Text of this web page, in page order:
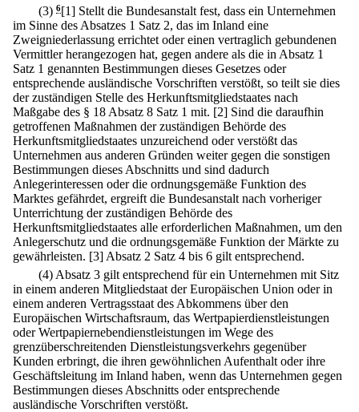
(3) 6[1] Stellt die Bundesanstalt fest, dass ein Unternehmen
im Sinne des Absatzes 1 Satz 2, das im Inland eine
Zweigniederlassung errichtet oder einen vertraglich gebundenen
Vermittler herangezogen hat, gegen andere als die in Absatz 1
Satz 1 genannten Bestimmungen dieses Gesetzes oder
entsprechende ausländische Vorschriften verstößt, so teilt sie dies
der zuständigen Stelle des Herkunftsmitgliedstaates nach
Maßgabe des § 18 Absatz 8 Satz 1 mit. [2] Sind die daraufhin
getroffenen Maßnahmen der zuständigen Behörde des
Herkunftsmitgliedstaates unzureichend oder verstößt das
Unternehmen aus anderen Gründen weiter gegen die sonstigen
Bestimmungen dieses Abschnitts und sind dadurch
Anlegerinteressen oder die ordnungsgemäße Funktion des
Marktes gefährdet, ergreift die Bundesanstalt nach vorheriger
Unterrichtung der zuständigen Behörde des
Herkunftsmitgliedstaates alle erforderlichen Maßnahmen, um den
Anlegerschutz und die ordnungsgemäße Funktion der Märkte zu
gewährleisten. [3] Absatz 2 Satz 4 bis 6 gilt entsprechend.
(4) Absatz 3 gilt entsprechend für ein Unternehmen mit Sitz
in einem anderen Mitgliedstaat der Europäischen Union oder in
einem anderen Vertragsstaat des Abkommens über den
Europäischen Wirtschaftsraum, das Wertpapierdienstleistungen
oder Wertpapiernebendienstleistungen im Wege des
grenzüberschreitenden Dienstleistungsverkehrs gegenüber
Kunden erbringt, die ihren gewöhnlichen Aufenthalt oder ihre
Geschäftsleitung im Inland haben, wenn das Unternehmen gegen
Bestimmungen dieses Abschnitts oder entsprechende
ausländische Vorschriften verstößt.